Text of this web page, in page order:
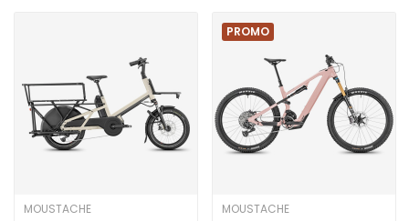
MOUSTACHE
PROMO
MOUSTACHE